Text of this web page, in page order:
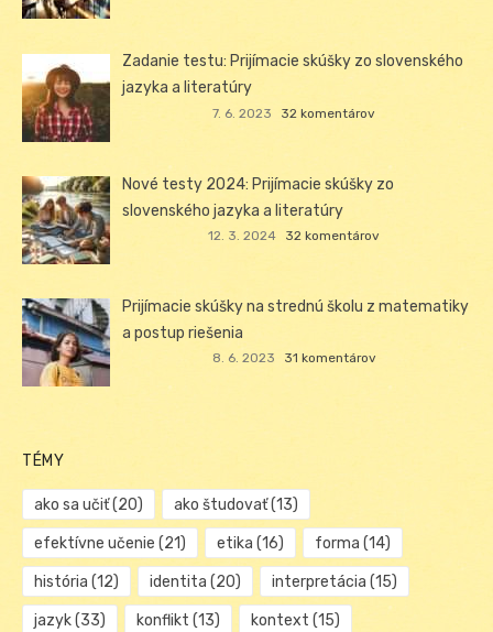
Zadanie testu: Prijímacie skúšky zo slovenského
jazyka a literatúry
7. 6. 2023 32 komentárov
Nové testy 2024: Prijímacie skúšky zo
slovenského jazyka a literatúry
12. 3. 2024 32 komentárov
Prijímacie skúšky na strednú školu z matematiky
a postup riešenia
8. 6. 2023 31 komentárov
TÉMY
ako sa učiť(20) ako študovať(13)
efektívne učenie (21) etika (16) forma (14)
história (12) identita (20) interpretácia (15)
jazyk(33) konflikt (13) kontext (15)